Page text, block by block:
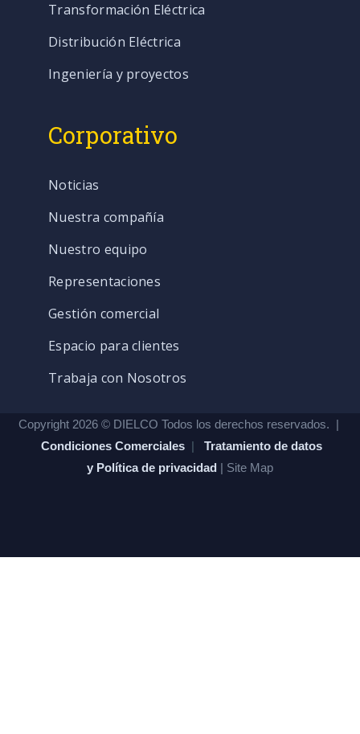
Transformación Eléctrica
Distribución Eléctrica
Ingeniería y proyectos
Corporativo
Noticias
Nuestra compañía
Nuestro equipo
Representaciones
Gestión comercial
Espacio para clientes
Trabaja con Nosotros
Copyright 2026 © DIELCO Todos los derechos reservados. |
Condiciones Comerciales | Tratamiento de datos
y Política de privacidad | Site Map